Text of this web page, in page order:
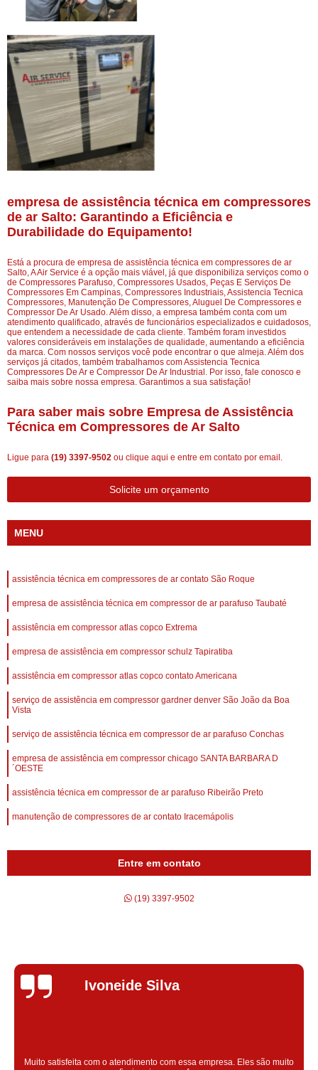
empresa de assistência técnica em compressores
de ar Salto: Garantindo a Eficiência e
Durabilidade do Equipamento!
Está a procura de empresa de assistência técnica em compressores de ar
Salto, A Air Service é a opção mais viável, já que disponibiliza serviços como o
de Compressores Parafuso, Compressores Usados, Peças E Serviços De
Compressores Em Campinas, Compressores Industriais, Assistencia Tecnica
Compressores, Manutenção De Compressores, Aluguel De Compressores e
Compressor De Ar Usado. Além disso, a empresa também conta com um
atendimento qualificado, através de funcionários especializados e cuidadosos,
que entendem a necessidade de cada cliente. Também foram investidos
valores consideráveis em instalações de qualidade, aumentando a eficiência
da marca. Com nossos serviços você pode encontrar o que almeja. Além dos
serviços já citados, também trabalhamos com Assistencia Tecnica
Compressores De Ar e Compressor De Ar Industrial. Por isso, fale conosco e
saiba mais sobre nossa empresa. Garantimos a sua satisfação!
Para saber mais sobre Empresa de Assistência
Técnica em Compressores de Ar Salto
Ligue para (19) 3397-9502 ou clique aqui e entre em contato por email.
Solicite um orçamento
MENU
assistência técnica em compressores de ar contato São Roque
empresa de assistência técnica em compressor de ar parafuso Taubaté
assistência em compressor atlas copco Extrema
empresa de assistência em compressor schulz Tapiratiba
assistência em compressor atlas copco contato Americana
serviço de assistência em compressor gardner denver São João da Boa
Vista
serviço de assistência técnica em compressor de ar parafuso Conchas
empresa de assistência em compressor chicago SANTA BARBARA D
´OESTE
assistência técnica em compressor de ar parafuso Ribeirão Preto
manutenção de compressores de ar contato Iracemápolis
Entre em contato
(19) 3397-9502
Silvana Alves
Super satisfeita com o serviço prestado, atendimento muito bom!
colaoradores educado e transparente, destaque para o colaborador